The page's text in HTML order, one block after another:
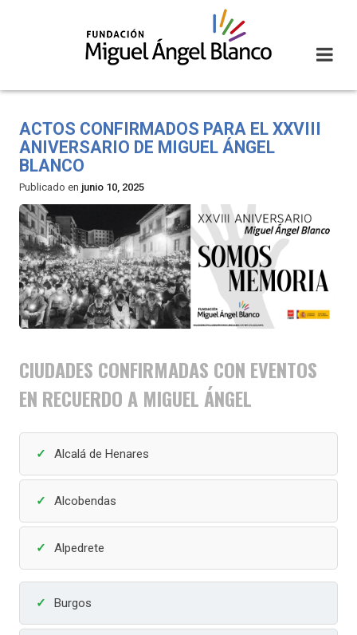
ACTOS CONFIRMADOS PARA EL XXVIII
ANIVERSARIO DE MIGUEL ÁNGEL
BLANCO
Publicado en junio 10, 2025
CIUDADES CONFIRMADAS CON EVENTOS
EN RECUERDO A MIGUEL ÁNGEL
Alcalá de Henares
Alcobendas
Alpedrete
Burgos